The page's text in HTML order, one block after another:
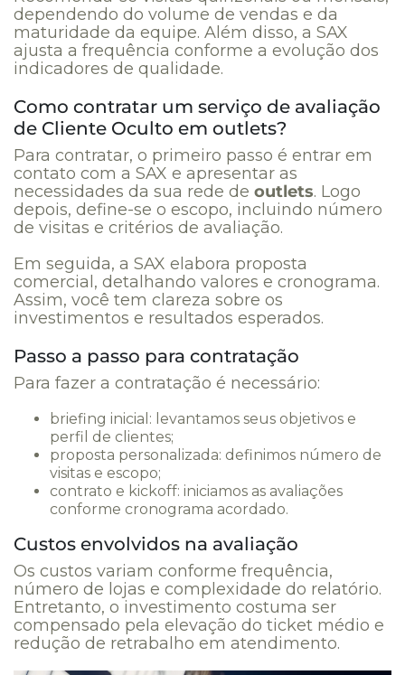
dependendo do volume de vendas e da
maturidade da equipe. Além disso, a SAX
ajusta a frequência conforme a evolução dos
indicadores de qualidade.
Como contratar um serviço de avaliação
de Cliente Oculto em outlets?
Para contratar, o primeiro passo é entrar em
contato com a SAX e apresentar as
necessidades da sua rede de outlets. Logo
depois, define-se o escopo, incluindo número
de visitas e critérios de avaliação.
Em seguida, a SAX elabora proposta
comercial, detalhando valores e cronograma.
Assim, você tem clareza sobre os
investimentos e resultados esperados.
Passo a passo para contratação
Para fazer a contratação é necessário:
briefing inicial: levantamos seus objetivos e
perfil de clientes;
proposta personalizada: definimos número de
visitas e escopo;
contrato e kickoff: iniciamos as avaliações
conforme cronograma acordado.
Custos envolvidos na avaliação
Os custos variam conforme frequência,
número de lojas e complexidade do relatório.
Entretanto, o investimento costuma ser
compensado pela elevação do ticket médio e
redução de retrabalho em atendimento.